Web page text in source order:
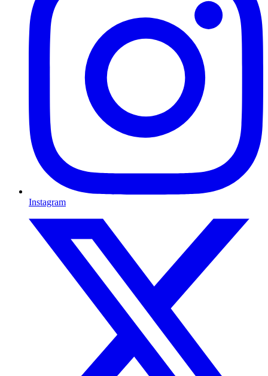
Instagram